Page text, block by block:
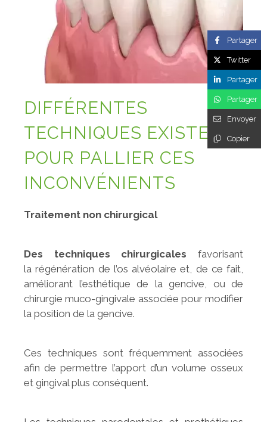
DIFFÉRENTES
TECHNIQUES EXISTENT
POUR PALLIER CES
INCONVÉNIENTS
Traitement non chirurgical
Des techniques chirurgicales favorisant
la régénération de l’os alvéolaire et, de ce fait,
améliorant l’esthétique de la gencive, ou de
chirurgie muco-gingivale associée pour modifier
la position de la gencive.
Ces techniques sont fréquemment associées
afin de permettre l’apport d’un volume osseux
et gingival plus conséquent.
Partager
Twitter
Partager
Partager
Envoyer
Copier